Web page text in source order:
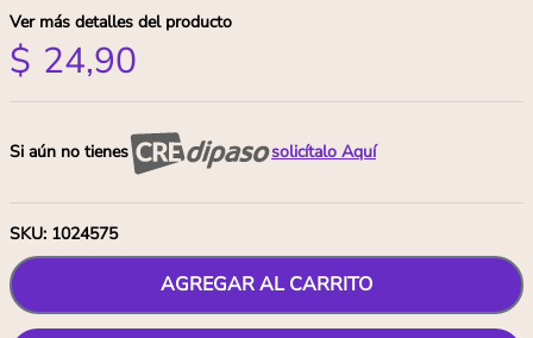
Ver más detalles del producto
$ 24,90
Si aún no tienes solicítalo Aquí
SKU: 1024575
AGREGAR AL CARRITO